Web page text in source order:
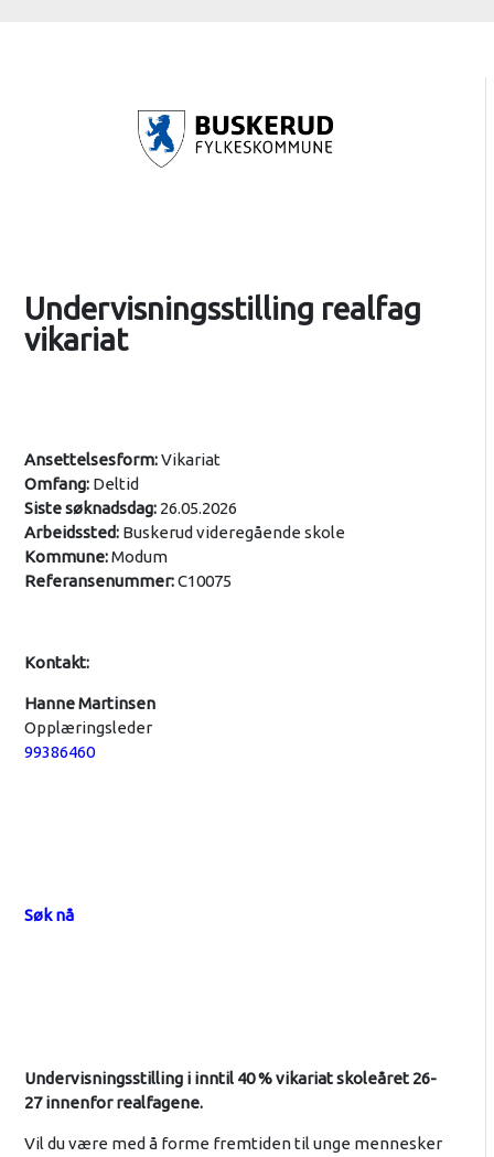
Undervisningsstilling realfag
vikariat
Ansettelsesform:Vikariat
Omfang: Deltid
Siste søknadsdag: 26.05.2026
Arbeidssted: Buskerud videregående skole
Kommune:Modum
Referansenummer:C10075
Kontakt:
Hanne Martinsen
Opplæringsleder
99386460
Søk nå
Undervisningsstilling i inntil 40 % vikariat skoleåret 26-
27 innenfor realfagene.
Vil du være med å forme fremtiden til unge mennesker